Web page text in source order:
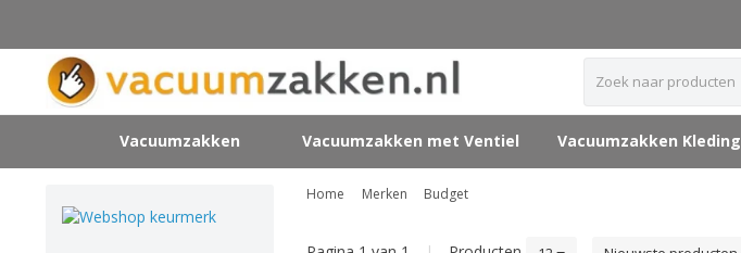
Vacuumzakken Vacuumzakken met Ventiel Vacuumzakken Kleding
Home Merken Budget